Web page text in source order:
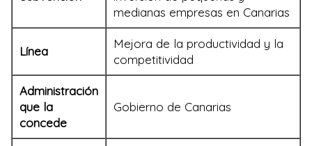
medianas empresas en Canarias
Línea
Mejora de la productividad y la
competitividad
Administración
que la
concede
Gobierno de Canarias